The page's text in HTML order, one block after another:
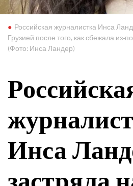
Российская журналистка Инса
Грузией после того, как сбежала из-
(Фото: Инса Ландер)
Инса